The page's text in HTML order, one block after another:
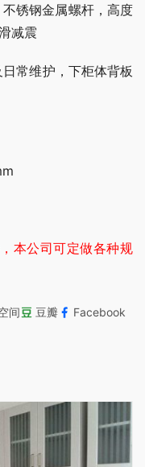
锈钢金属螺杆，高度
减震
常维护，下柜体背板
本公司可定做各种规
间 豆瓣
Facebook